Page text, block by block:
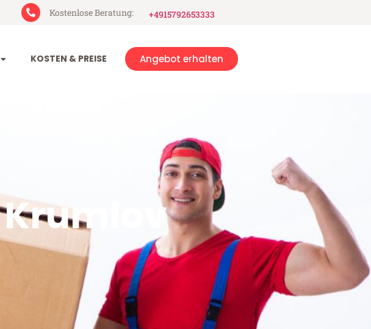
Kostenlose Beratung: +4915792653333
KOSTEN & PREISE Angebot erhalten
Krumlov